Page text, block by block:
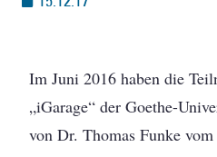
Im Juni 2016 haben die
„iGarage“ der Goethe-
von Dr. Thomas Funke